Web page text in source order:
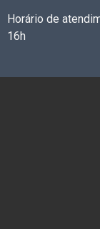
Horário de
16h